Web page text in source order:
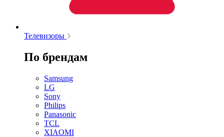
Телевизоры
По брендам
Samsung
LG
Sony
Philips
Panasonic
TCL
XIAOMI